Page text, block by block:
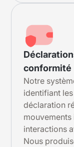
conformité
Notre
identifiant
déclaration
interactions
Nous